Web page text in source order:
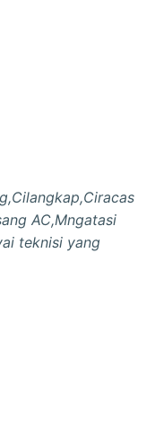
AC,Mngatasi
teknisi yang